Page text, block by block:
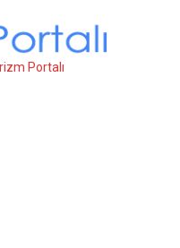
Portalı